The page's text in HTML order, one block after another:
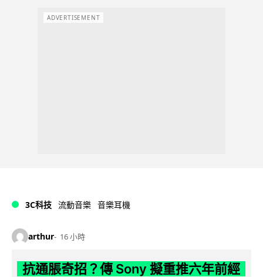
ADVERTISEMENT
3C科技 流動音樂 音樂耳機
arthur 16 小時
抗通脹奇招？傳 Sony 擬重推六年前經